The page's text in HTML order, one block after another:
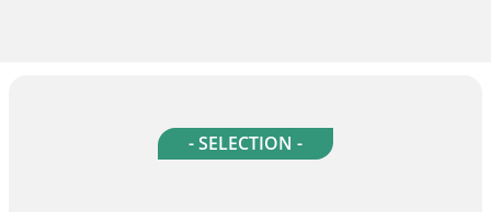
- SELECTION -